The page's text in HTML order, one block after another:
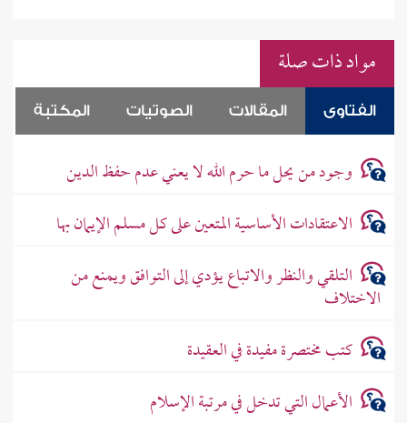
مواد ذات صلة
الفتاوى المقالات الصوتيات المكتبة
وجود من يحل ما حرم الله لا يعني عدم حفظ الدين
الاعتقادات الأساسية المتعين على كل مسلم الإيمان بها
التلقي والنظر والاتباع يؤدي إلى التوافق ويمنع من
الاختلاف
كتب مختصرة مفيدة في العقيدة
الأعمال التي تدخل في مرتبة الإسلام